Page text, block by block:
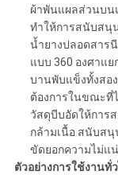
ผ้าพันแผลส่วนบน
ทำให้การสนับสนุ
น้ำยางปลอดสาร
แบบ 360 องศาแ
บานพับแข็งทั้งสอ
ต้องการในขณะที่
วัสดุบีบอัดให้การ
กล้ามเนื้อ สนับสนุ
ขัดยอกความไม่แ
ตัวอย่างการใช้งานทั่